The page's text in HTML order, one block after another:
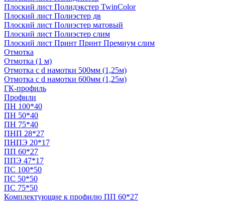
Плоский лист Полидэкстер TwinColor
Плоский лист Полиэстер дв
Плоский лист Полиэстер матовый
Плоский лист Полиэстер слим
Плоский лист Принт Принт Премиум слим
Отмотка
Отмотка (1 м)
Отмотка с d намотки 500мм (1,25м)
Отмотка с d намотки 600мм (1,25м)
ГК-профиль
Профили
ПН 100*40
ПН 50*40
ПН 75*40
ПНП 28*27
ПНПЭ 20*17
ПП 60*27
ППЭ 47*17
ПС 100*50
ПС 50*50
ПС 75*50
Комплектующие к профилю ПП 60*27